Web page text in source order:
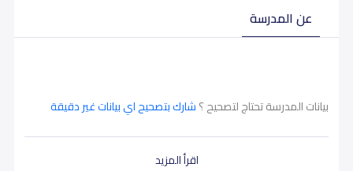
عن المدرسة
اقرأ المزيد
بيانات المدرسة تحتاج لتصحيح ؟شارك بتصحيح اي بيانات غير دقيقة